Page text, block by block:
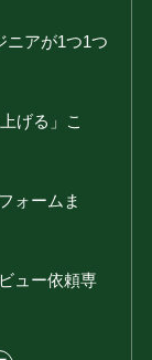
ニアが1つ1つ
げる」こ
ォームま
ュー依頼専